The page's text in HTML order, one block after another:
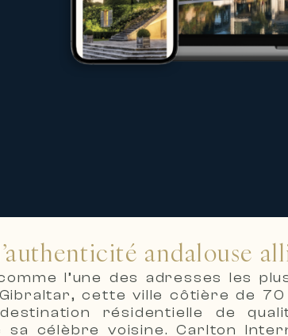
andalouse
l’une des adresses les
cette ville côtière de
résidentielle de
célèbre voisine. Carlton